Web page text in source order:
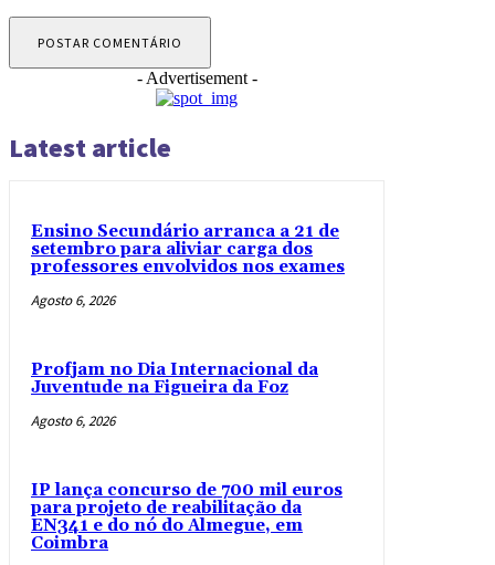
- Advertisement -
Latest article
Ensino Secundário arranca a 21 de
setembro para aliviar carga dos
professores envolvidos nos exames
Agosto 6, 2026
Profjam no Dia Internacional da
Juventude na Figueira da Foz
Agosto 6, 2026
IP lança concurso de 700 mil euros
para projeto de reabilitação da
EN341 e do nó do Almegue, em
Coimbra